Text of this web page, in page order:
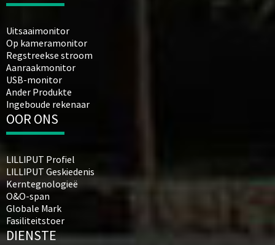
Uitsaaimonitor
Op kameramonitor
Regstreekse stroom
Aanraakmonitor
USB-monitor
Ander Produkte
Ingeboude rekenaar
OOR ONS
LILLIPUT Profiel
LILLIPUT Geskiedenis
Kerntegnologieë
O&O-span
Globale Mark
Fasiliteitstoer
DIENSTE